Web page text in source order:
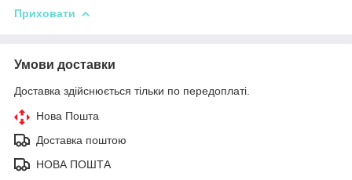
Приховати
Умови доставки
Доставка здійснюється тільки по передоплаті.
Нова Пошта
Доставка поштою
НОВА ПОШТА